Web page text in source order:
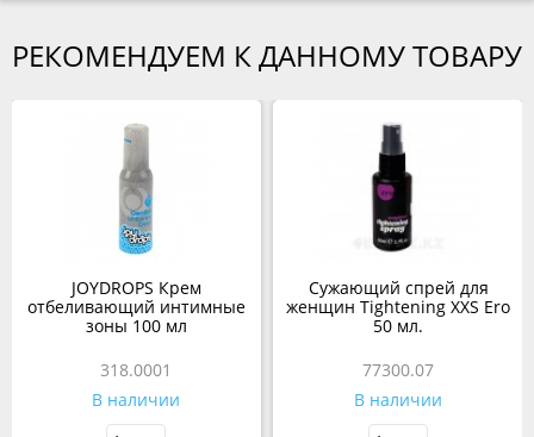
РЕКОМЕНДУЕМ К ДАННОМУ ТОВАРУ
JOYDROPS Крем
отбеливающий интимные
зоны 100 мл
318.0001
В наличии
Сужающий спрей для
женщин Tightening XXS Ero
50 мл.
77300.07
В наличии